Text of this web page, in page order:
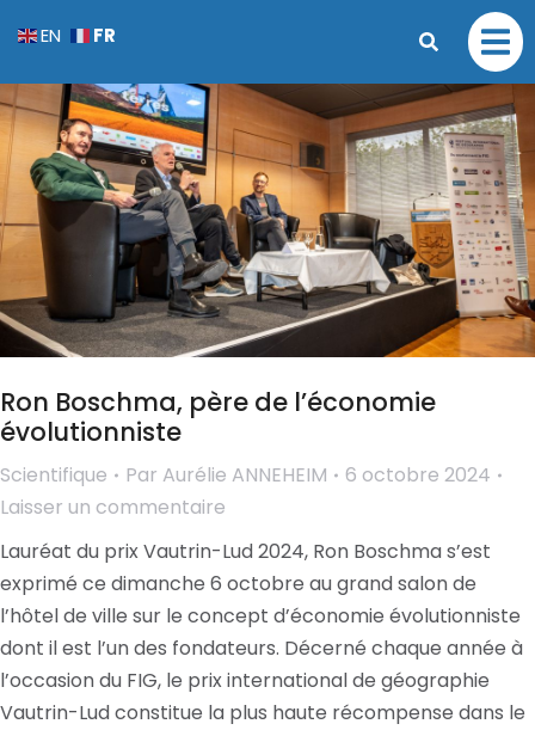
Ron Boschma, père de l’économie
évolutionniste
Scientifique Par Aurélie ANNEHEIM
6 octobre 2024
Laisser un commentaire
Lauréat du prix Vautrin-Lud 2024, Ron Boschma s’est
exprimé ce dimanche 6 octobre au grand salon de
l’hôtel de ville sur le concept d’économie évolutionniste
dont il est l’un des fondateurs. Décerné chaque année à
l’occasion du FIG, le prix international de géographie
Vautrin-Lud constitue la plus haute récompense dans le
EN FR